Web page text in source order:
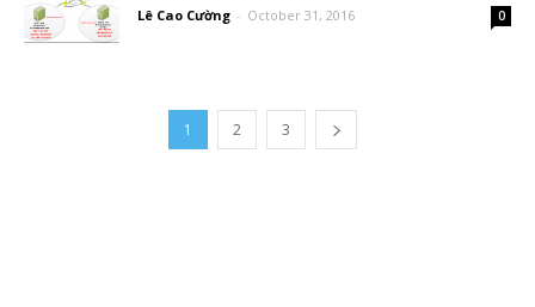
Lê Cao Cường - October 31, 2016 0
1 2 3